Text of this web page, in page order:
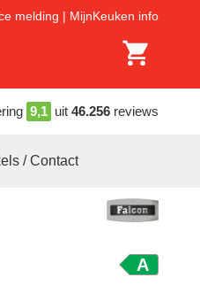
melding MijnKeuken info
9,1 uit 46.256 reviews
/ Contact
A